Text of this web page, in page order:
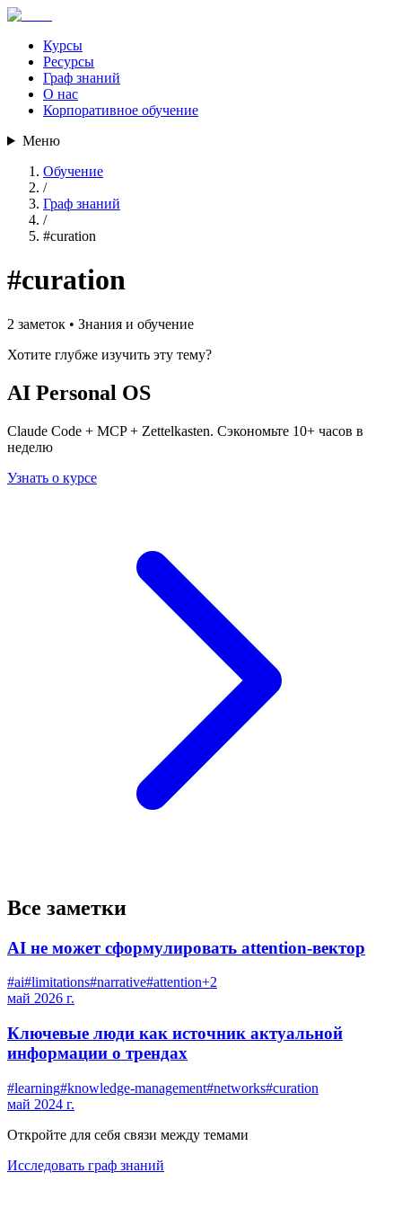
Курсы
Ресурсы
Граф знаний
О нас
Корпоративное обучение
Меню
Обучение
/
Граф знаний
/
#curation
#curation
2 заметок • Знания и обучение
Хотите глубже изучить эту тему?
AI Personal OS
Claude Code + MCP + Zettelkasten. Сэкономьте 10+ часов в
неделю
Узнать о курсе
Все заметки
AI не может сформулировать attention-вектор
#ai#limitations#narrative#attention+2
май 2026 г.
Ключевые люди как источник актуальной
информации о трендах
#learning#knowledge-management#networks#curation
май 2024 г.
Откройте для себя связи между темами
Исследовать граф знаний